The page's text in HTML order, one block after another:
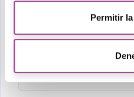
Permitir
Contamos con un